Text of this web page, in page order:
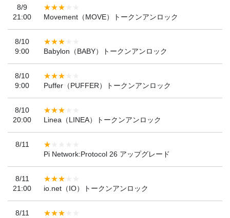
8/9
21:00
Movement（MOVE）トークンアンロック
8/10
9:00
Babylon（BABY）トークンアンロック
8/10
9:00
Puffer（PUFFER）トークンアンロック
8/10
20:00
Linea（LINEA）トークンアンロック
8/11
Pi Network:Protocol 26 アップグレード
8/11
21:00
io.net（IO）トークンアンロック
8/11